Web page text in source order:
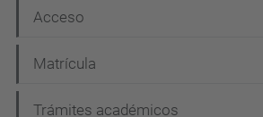
Acceso
Matrícula
Trámites académicos